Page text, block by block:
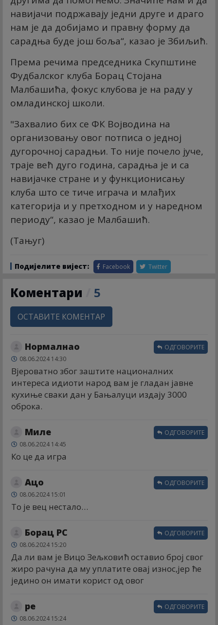
навијачи подржавају једни друге и драго
нам је да добијамо и правну форму да
сарадња буде још боља“, казао је Збиљић.
Према речима председника Скупштине
Фудбалског клуба Борац Стојана
Малбашића, фокус клубова је на раду у
омладинској школи.
"Захвалио бих се ФК Војводина на
организовању овог потписа о једној
дугорочној сарадњи. То није почело јуче,
траје већ дуго година, сарадња је и са
навијачке стране и у функционисању
клуба што се тиче играча и млађих
категорија и у претходном и у наредном
периоду“, казао је Малбашић.
(Тањуг)
Подијелите вијест: Facebook Twitter
Коментари 5
ОСТАВИТЕ КОМЕНТАР
Нормалнао
08.06.2024 14:30
Вјероватно због заштите националних
интереса идиоти народ вам је гладан јавне
кухиње сваки дан у Бањалуци издају 3000
оброка.
ОДГОВОРИТЕ
Миле
08.06.2024 14:45
Ко це да игра
ОДГОВОРИТЕ
Ацо
08.06.2024 15:01
То је вец нестало…
ОДГОВОРИТЕ
Борац РС
08.06.2024 15:20
Да ли вам је Вицо Зељковић оставио број свог
жиро рачуна да му уплатите овај износ,јер ће
једино он имати корист од овог
ОДГОВОРИТЕ
ре
08.06.2024 15:24
ОДГОВОРИТЕ